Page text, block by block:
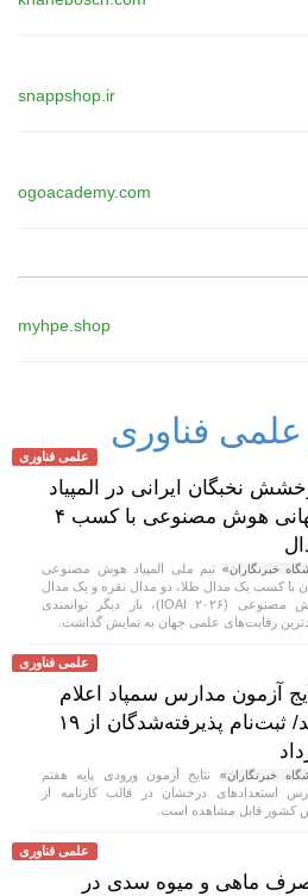
snappshop.ir
ogoacademy.com
myhpe.shop
علمی فناوری
علمی فناوری
نخبگان ایرانی در المپیاد
جهانی هوش مصنوعی با کسب ۴
خبرنگاران» تیم ملی المپیاد هوش مصنوعی
با کسب یک مدال طلا، دو مدال نقره و یک مدال
برنز در سومین المپیاد جهانی هوش مصنوعی (IOAI ۲۰۲۶)، بار دیگر توانمندی
رقابت‌های علمی جهان به نمایش گذاشت.
علمی فناوری
آزمون مدارس سمپاد اعلام
شد/ ثبت‌نام پذیرفته‌شدگان از ۱۹
خبرنگاران» نتایج آزمون ورودی پایه هفتم
استعداد‌های درخشان در قالب کارنامه از
کشور قابل مشاهده است.
علمی فناوری
ماهی و میوه سدی در